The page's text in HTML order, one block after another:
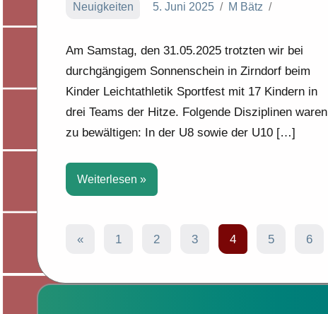
Neuigkeiten 5. Juni 2025 M Bätz
Am Samstag, den 31.05.2025 trotzten wir bei
durchgängigem Sonnenschein in Zirndorf beim
Kinder Leichtathletik Sportfest mit 17 Kindern in
drei Teams der Hitze. Folgende Disziplinen waren
zu bewältigen: In der U8 sowie der U10 […]
Weiterlesen
Seitennummerierung
«Vorherige
1 2 3 4 5 6